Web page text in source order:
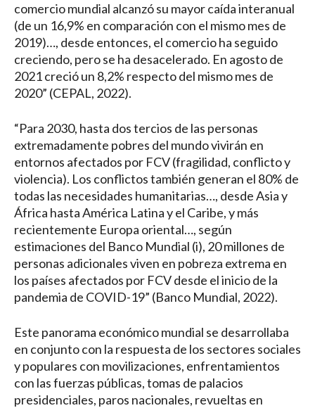
comercio mundial alcanzó su mayor caída interanual
(de un 16,9% en comparación con el mismo mes de
2019)…, desde entonces, el comercio ha seguido
creciendo, pero se ha desacelerado. En agosto de
2021 creció un 8,2% respecto del mismo mes de
2020” (CEPAL, 2022).
“Para 2030, hasta dos tercios de las personas
extremadamente pobres del mundo vivirán en
entornos afectados por FCV (fragilidad, conflicto y
violencia). Los conflictos también generan el 80% de
todas las necesidades humanitarias…, desde Asia y
África hasta América Latina y el Caribe, y más
recientemente Europa oriental…, según
estimaciones del Banco Mundial (i), 20 millones de
personas adicionales viven en pobreza extrema en
los países afectados por FCV desde el inicio de la
pandemia de COVID-19” (Banco Mundial, 2022).
Este panorama económico mundial se desarrollaba
en conjunto con la respuesta de los sectores sociales
y populares con movilizaciones, enfrentamientos
con las fuerzas públicas, tomas de palacios
presidenciales, paros nacionales, revueltas en